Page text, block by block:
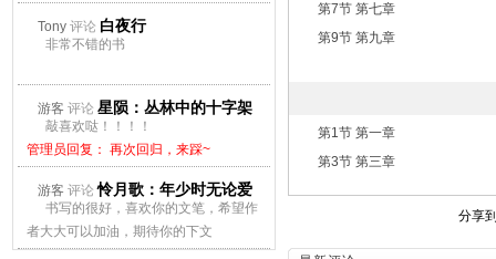
Tony 评论 白夜行
非常不错的书
游客 评论 星陨：丛林中的十字架
敲喜欢哒！！！！
管理员回复： 再次回归，来踩~
游客 评论怜月歌：年少时无论爱
上谁都会痛
书写的很好，喜欢你的文笔，希望作
者大大可以加油，期待你的下文
管理员回复： 再次回归，来踩~
第7节 第七章
第9节 第九章
第1节 第一章
第3节 第三章
分享